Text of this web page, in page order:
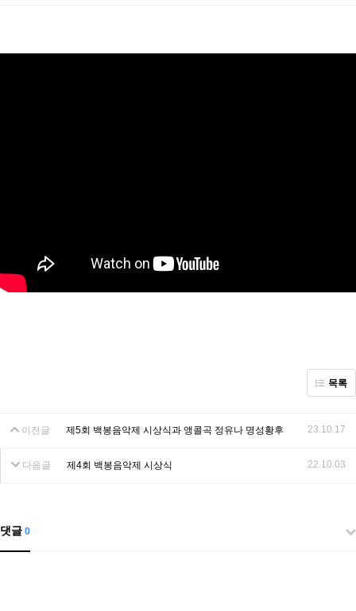
목록
이전글 제5회 백봉음악제 시상식과 앵콜곡 정유나 명성황후 23.10.17
다음글 제4회 백봉음악제 시상식 22.10.03
댓글 0